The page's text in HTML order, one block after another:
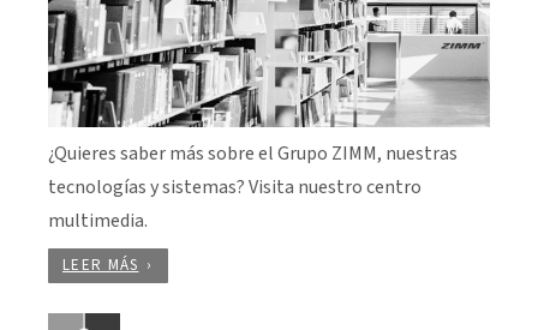
¿Quieres saber más sobre el Grupo ZIMM, nuestras
tecnologías y sistemas? Visita nuestro centro
multimedia.
LEER MÁS